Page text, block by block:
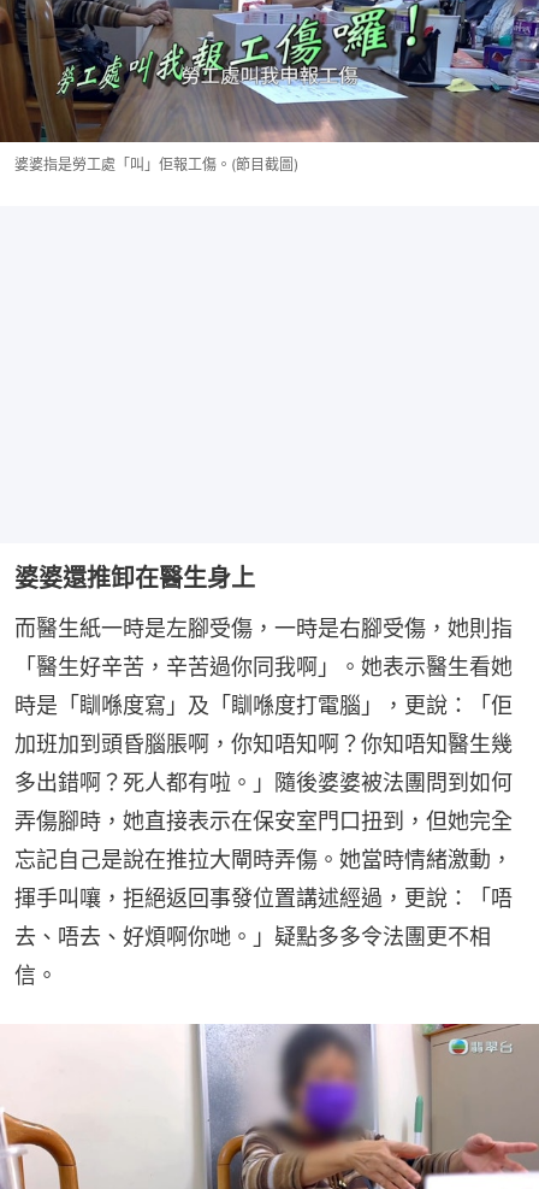
婆婆指是勞工處「叫」佢報工傷。(節目截圖)
婆婆還推卸在醫生身上
而醫生紙一時是左腳受傷，一時是右腳受傷，她則指
「醫生好辛苦，辛苦過你同我啊」。她表示醫生看她
時是「瞓喺度寫」及「瞓喺度打電腦」，更說：「佢
加班加到頭昏腦脹啊，你知唔知啊？你知唔知醫生幾
多出錯啊？死人都有啦。」隨後婆婆被法團問到如何
弄傷腳時，她直接表示在保安室門口扭到，但她完全
忘記自己是說在推拉大閘時弄傷。她當時情緒激動，
揮手叫嚷，拒絕返回事發位置講述經過，更說：「唔
去、唔去、好煩啊你哋。」疑點多多令法團更不相
信。